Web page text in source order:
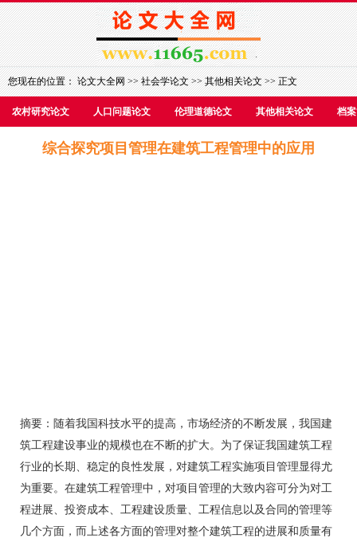
您现在的位置：论文大全网>>社会学论文>>其他相关论文>> 正文
农村研究论文 人口问题论文 伦理道德论文 其他相关论文 档
综合探究项目管理在建筑工程管理中的应用
摘要：随着我国科技水平的提高，市场经济的不断发展，我国建
筑工程建设事业的规模也在不断的扩大。为了保证我国建筑工程
行业的长期、稳定的良性发展，对建筑工程实施项目管理显得尤
为重要。在建筑工程管理中，对项目管理的大致内容可分为对工
程进展、投资成本、工程建设质量、工程信息以及合同的管理等
几个方面，而上述各方面的管理对整个建筑工程的进展和质量有